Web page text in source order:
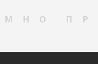
М Н О П Р